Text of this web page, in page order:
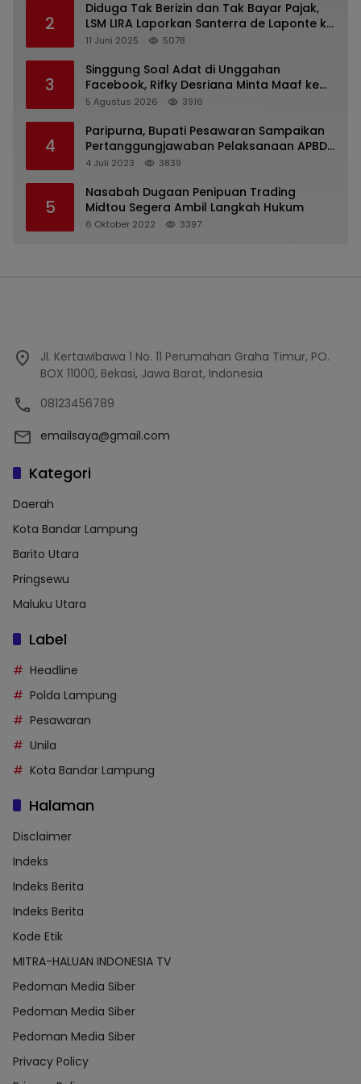
2
Diduga Tak Berizin dan Tak Bayar Pajak,
LSM LIRA Laporkan Santerra de Laponte ke
Kejaksaan Kota Batu
11 Juni 2025 5078
3
Singgung Soal Adat di Unggahan
Facebook, Rifky Desriana Minta Maaf ke
PDA dan Bupati Kubar
5 Agustus 2026 3916
4
Paripurna, Bupati Pesawaran Sampaikan
Pertanggungjawaban Pelaksanaan APBD
2022
4 Juli 2023 3839
5
Nasabah Dugaan Penipuan Trading
Midtou Segera Ambil Langkah Hukum
6 Oktober 2022 3397
Jl. Kertawibawa 1 No. 11 Perumahan Graha Timur, PO.
BOX 11000, Bekasi, Jawa Barat, Indonesia
08123456789
emailsaya@gmail.com
Kategori
Daerah
Kota Bandar Lampung
Barito Utara
Pringsewu
Maluku Utara
Label
Headline
Polda Lampung
Pesawaran
Unila
Kota Bandar Lampung
Halaman
Disclaimer
Indeks
Indeks Berita
Indeks Berita
Kode Etik
MITRA-HALUAN INDONESIA TV
Pedoman Media Siber
Pedoman Media Siber
Pedoman Media Siber
Privacy Policy